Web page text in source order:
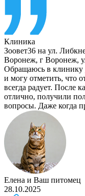
Клиника
Зоовет36 на ул.
Воронеж, г Воронеж,
Обращаюсь в клинику
и могу отметить, что
всегда радует. После
отлично, получили
вопросы. Даже когда
Елена и Ваш питомец
28.10.2025